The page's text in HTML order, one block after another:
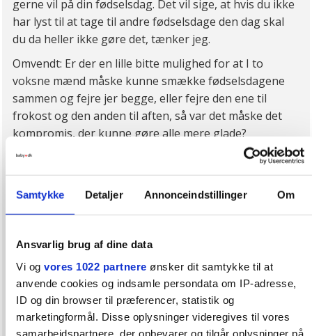
Samtykke Detaljer Annonceindstillinger Om
Ansvarlig brug af dine data
Vi og vores 1022 partnere ønsker dit samtykke til at
anvende cookies og indsamle persondata om IP-adresse,
ID og din browser til præferencer, statistik og
marketingformål. Disse oplysninger videregives til vores
samarbejdspartnere, der opbevarer og tilgår oplysninger på
gerne vil på din fødselsdag. Det vil sige, at hvis du ikke
har lyst til at tage til andre fødselsdage den dag skal
du da heller ikke gøre det, tænker jeg.
Omvendt: Er der en lille bitte mulighed for at I to
voksne mænd måske kunne smække fødselsdagene
sammen og fejre jer begge, eller fejre den ene til
frokost og den anden til aften, så var det måske det
kompromis, der kunne gøre alle mere glade?
Man skal selvfølgelig også tage i betragtning, at det
kan betyde noget for en lang række mennesker,
såsom jeres partnere og jeres børn for eksempel, hvis
der skal udvikle sig en konflikt omkring dette.
løsning på sagen i god og mindelig dialog, det er jo jer
to og jeres beslutninger om jeres fødselsdage, det
handler om? Med det mål at I begge gerne skal have
en rigtig god fødselsdag og fejre fødselsdag sådan
som hver enkelt af jer ønsker at fejre fødselsdag,